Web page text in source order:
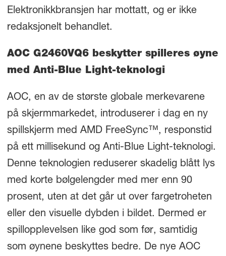
Elektronikkbransjen har mottatt, og er ikke
redaksjonelt behandlet.
AOC G2460VQ6 beskytter spilleres øyne
med Anti-Blue Light-teknologi
AOC, en av de største globale merkevarene
på skjermmarkedet, introduserer i dag en ny
spillskjerm med AMD FreeSync™, responstid
på ett millisekund og Anti-Blue Light-teknologi.
Denne teknologien reduserer skadelig blått lys
med korte bølgelengder med mer enn 90
prosent, uten at det går ut over fargetroheten
eller den visuelle dybden i bildet. Dermed er
spillopplevelsen like god som før, samtidig
som øynene beskyttes bedre. De nye AOC